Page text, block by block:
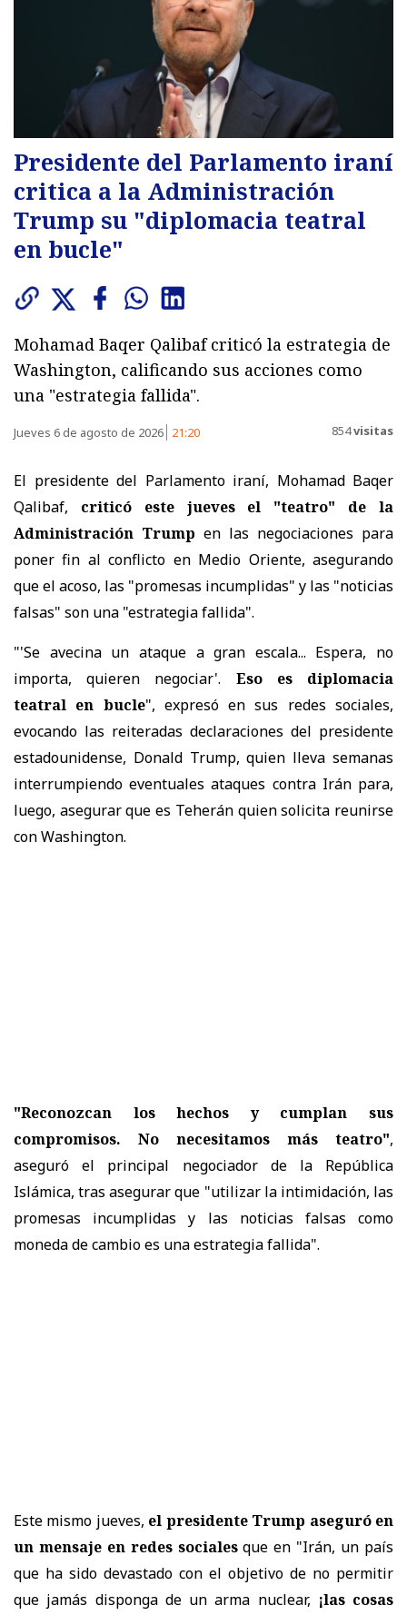
Presidente del Parlamento iraní
critica a la Administración
Trump su "diplomacia teatral
en bucle"
Mohamad Baqer Qalibaf criticó la estrategia de
Washington, calificando sus acciones como
una "estrategia fallida".
Jueves 6 de agosto de 2026 21:20 854visitas
El presidente del Parlamento iraní, Mohamad Baqer
Qalibaf, criticó este jueves el "teatro" de la
Administración Trump en las negociaciones para
poner fin al conflicto en Medio Oriente, asegurando
que el acoso, las "promesas incumplidas" y las "noticias
falsas" son una "estrategia fallida".
"'Se avecina un ataque a gran escala... Espera, no
importa, quieren negociar'. Eso es diplomacia
teatral en bucle", expresó en sus redes sociales,
evocando las reiteradas declaraciones del presidente
estadounidense, Donald Trump, quien lleva semanas
interrumpiendo eventuales ataques contra Irán para,
luego, asegurar que es Teherán quien solicita reunirse
con Washington.
"Reconozcan los hechos y cumplan sus
compromisos. No necesitamos más teatro",
aseguró el principal negociador de la República
Islámica, tras asegurar que "utilizar la intimidación, las
promesas incumplidas y las noticias falsas como
moneda de cambio es una estrategia fallida".
Este mismo jueves, el presidente Trump aseguró en
un mensaje en redes socialesque en "Irán, un país
que ha sido devastado con el objetivo de no permitir
que jamás disponga de un arma nuclear, ¡las cosas